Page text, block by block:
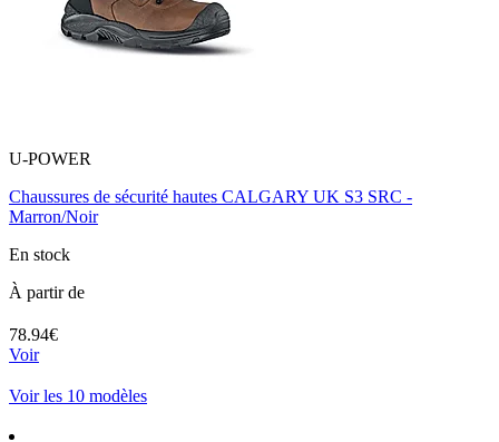
U-POWER
Chaussures de sécurité hautes CALGARY UK S3 SRC -
Marron/Noir
En stock
À partir de
78.94€
Voir
Voir les 10 modèles